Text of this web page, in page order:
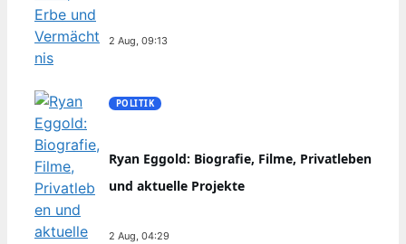
2 Aug, 09:13
POLITIK
Ryan Eggold: Biografie, Filme, Privatleben
und aktuelle Projekte
2 Aug, 04:29